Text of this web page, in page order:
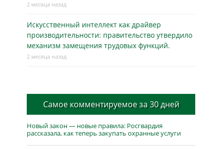
2 месяца назад
Искусственный интеллект как драйвер
производительности: правительство утвердило
механизм замещения трудовых функций.
2 месяца назад
Самое комментируемое за 30 дней
Новый закон — новые правила: Росгвардия
рассказала, как теперь закупать охранные услуги